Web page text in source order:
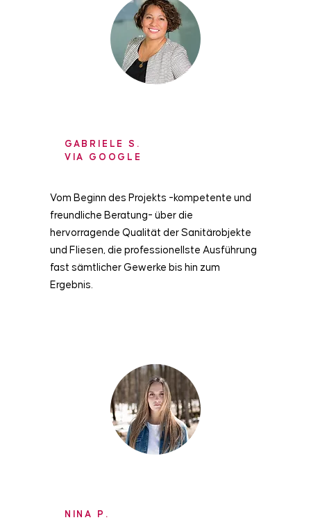
GABRIELE S.
VIA GOOGLE
Vom Beginn des Projekts -kompetente und
freundliche Beratung- über die
hervorragende Qualität der Sanitärobjekte
und Fliesen, die professionellste Ausführung
fast sämtlicher Gewerke bis hin zum
Ergebnis.
NINA P.